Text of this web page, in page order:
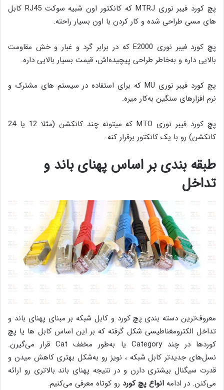
پچ کورد فیبر نوری MTRJ که کانکتور اون شبیه سوکت RJ45 کابل
های مسی طراحی شده و کار کردن با اون بسیار راحته.
پچ کورد فیبر نوری E2000 که در برابر گرد و غبار و خش مقاومت
بالایی داره و به‌خاطر طراحی پیچیده‌اش، قیمت بسیار بالایی داره.
پچ کورد فیبر نوری MU که برای استفاده در سیستم های مشترک و
نرم افزارهای سنگین به‌کار میره.
پچ کورد فیبر نوری MTO که میتونه چند کانکشن (مثلا 12 یا 24
کانکشن) رو با یک کانکتور برقرار کنه.
طبقه بندی بر اساس پهنای باند و
تداخل
معروف‌ترین دسته بندی پچ کورد و کابل شبکه بر مبنای پهنای باند و
تداخل الکترومغناطیسی شکل گرفته که بر این اساس کابل ها یا پچ
کوردها در چند Category یا به‌طور مخفف Cat قرار می‌گیرن.
نسل‌های جدیدتر کابل شبکه ، نویز رو به‌شکل بهتری کاهش میدن و
قدرت سیگنال بیشتری دارن و در نتیجه پهنای باند بالاتری رو ارائه
می‌کنن. در ادامه انواع پچ کورد رو کوتاه معرفی می‌کنیم.